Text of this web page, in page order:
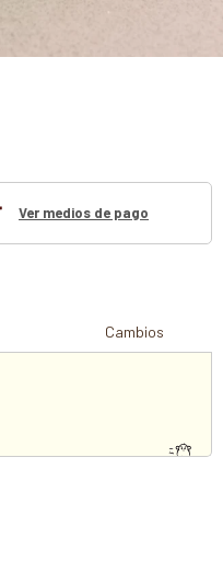
Ver medios de pago
Cambios